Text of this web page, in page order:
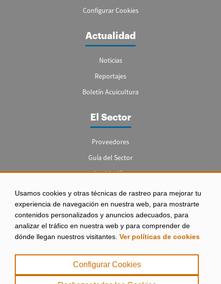
Usamos cookies y otras técnicas de rastreo para mejorar tu
experiencia de navegación en nuestra web, para mostrarte
contenidos personalizados y anuncios adecuados, para
analizar el tráfico en nuestra web y para comprender de
dónde llegan nuestros visitantes. Ver políticas de cookies
Configurar Cookies
Configurar Cookies
Actualidad
Noticias
Reportajes
Boletín Acuicultura
El Sector
Proveedores
Guía del Sector
Legislación
Empleo
Aviso legal
|
Política de Privacidad